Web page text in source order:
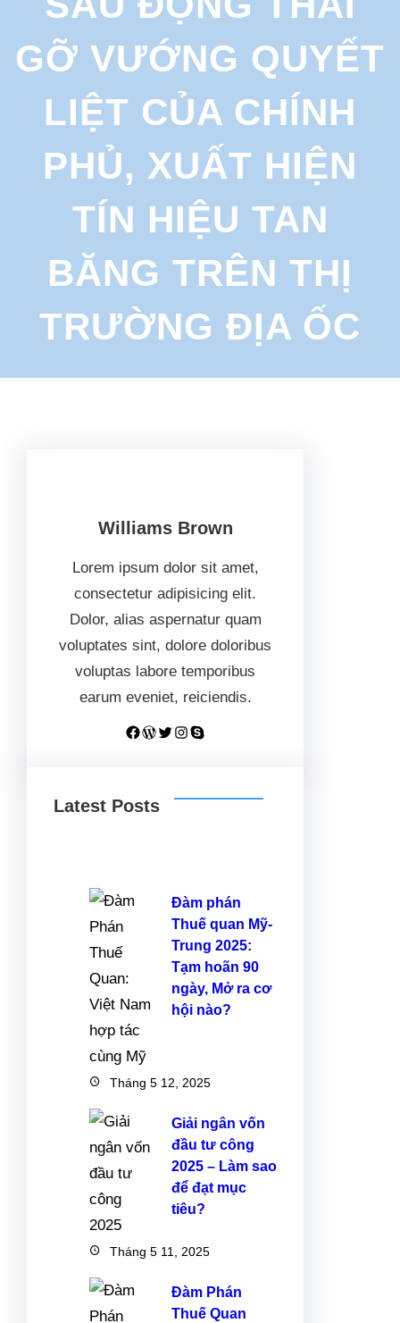
h
GỠ VƯỚNG QUYẾT
LIỆT CỦA CHÍNH
PHỦ, XUẤT HIỆN
TÍN HIỆU TAN
BĂNG TRÊN THỊ
TRƯỜNG ĐỊA ỐC
Williams Brown
Lorem ipsum dolor sit amet,
consectetur adipisicing elit.
Dolor, alias aspernatur quam
voluptates sint, dolore doloribus
voluptas labore temporibus
earum eveniet, reiciendis.
Facebook WordPress Twitter Instagram Skype
Latest Posts
Đàm phán
Thuế quan Mỹ-
Trung 2025:
Tạm hoãn 90
ngày, Mở ra cơ
hội nào?
Tháng 5 12, 2025
Giải ngân vốn
đầu tư công
2025 – Làm sao
để đạt mục
tiêu?
Tháng 5 11, 2025
Đàm Phán
Thuế Quan